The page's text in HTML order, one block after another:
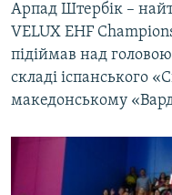
Арпад Штербік –
VELUX EHF
підіймав над
складі іспанського
македонському